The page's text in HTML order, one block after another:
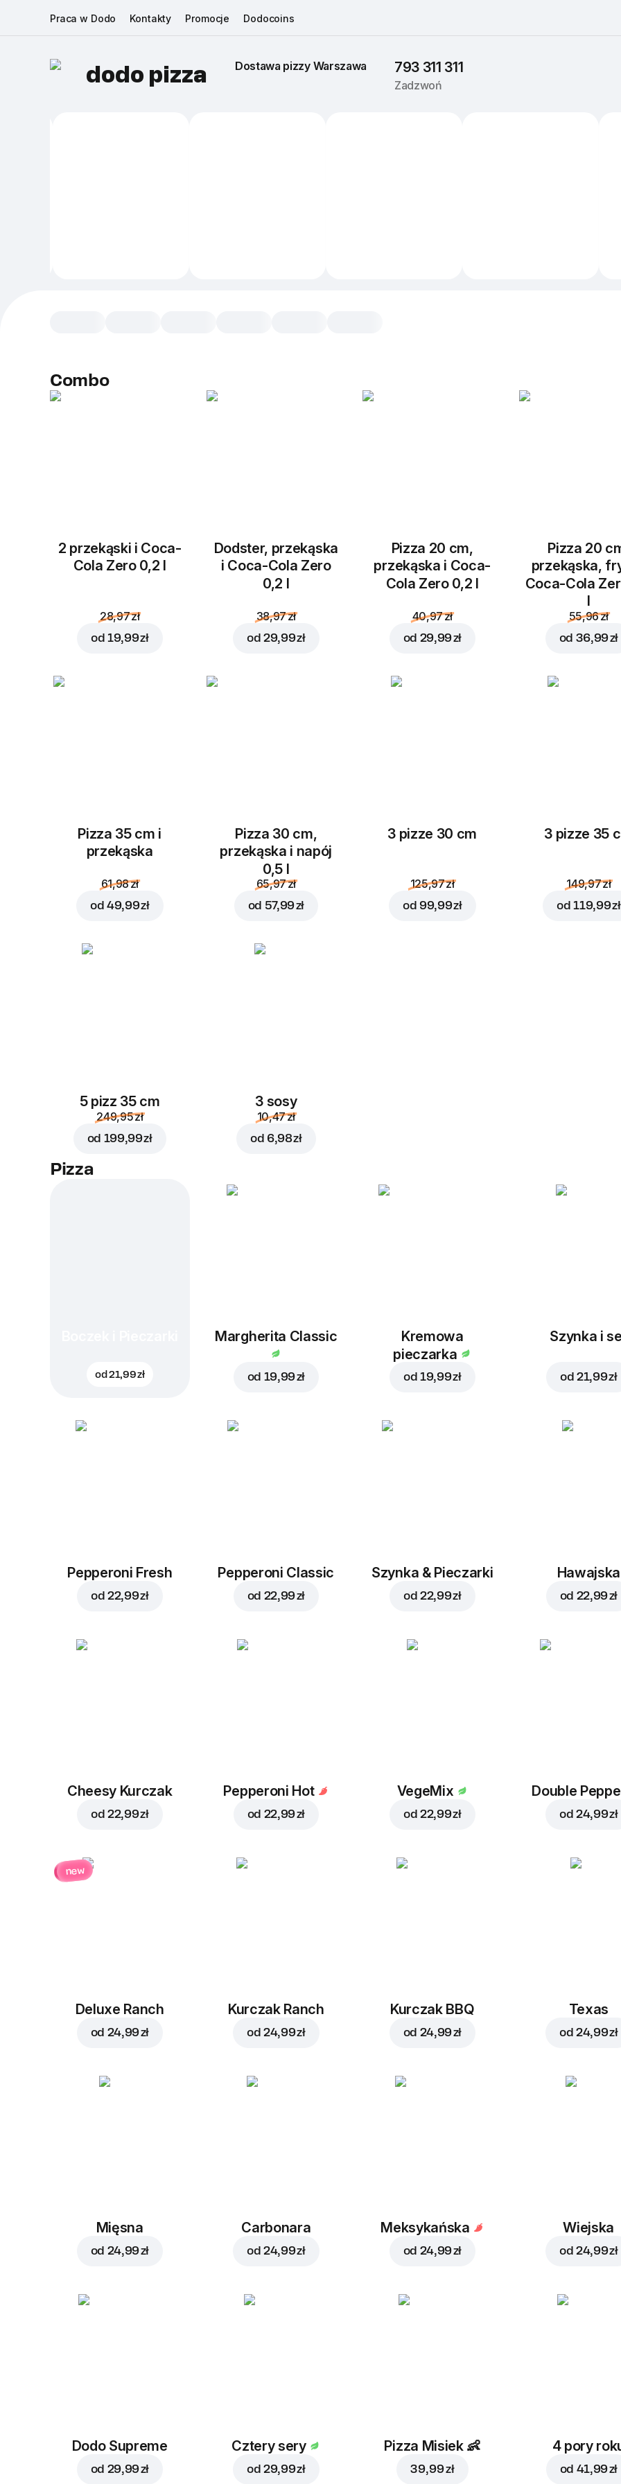
Praca w Dodo Kontakty Promocje Dodocoins
dodo pizza Dostawa pizzy Warszawa 793 311 311
Zadzwoń
Сombo
2 przekąski i Coca-
Cola Zero 0,2 l
28,97 zł
od19,99 zł
Dodster, przekąska
i Coca-Cola Zero
0,2 l
38,97 zł
od29,99 zł
Pizza 20 cm,
przekąska i Coca-
Cola Zero 0,2 l
40,97 zł
od 29,99 zł
Pizza 20
przekąska,
Coca-Cola
l
55,96 zł
od 36,99 zł
Pizza 35 cm i
przekąska
61,98 zł
od49,99 zł
Pizza 30 cm,
przekąska i napój
0,5 l
65,97 zł
od 57,99 zł
3 pizze 30 cm
125,97 zł
od 99,99 zł
3 pizze 35
149,97 zł
od119,99 zł
5 pizz 35 cm
249,95 zł
od 199,99 zł
3 sosy
10,47 zł
od 6,98 zł
Pizza
od21,99 zł
Margherita Classic
od 19,99 zł
Kremowa
pieczarka
od19,99 zł
Szynka i
od21,99 zł
Pepperoni Fresh
od22,99 zł
Pepperoni Classic
od 22,99 zł
Szynka & Pieczarki
od22,99 zł
Hawajska
od 22,99 zł
Cheesy Kurczak
od22,99 zł
Pepperoni Hot
od 22,99 zł
VegeMix
od22,99 zł
Double
od24,99 zł
new
Deluxe Ranch
od 24,99 zł
Kurczak Ranch
od24,99 zł
Kurczak BBQ
od 24,99 zł
Texas
od24,99 zł
Mięsna
od 24,99 zł
Carbonara
od24,99 zł
Meksykańska
od 24,99 zł
Wiejska
od24,99 zł
Dodo Supreme
od 29,99 zł
Cztery sery
od29,99 zł
Pizza Misiek 👶
39,99 zł
4 pory
od 41,99 zł